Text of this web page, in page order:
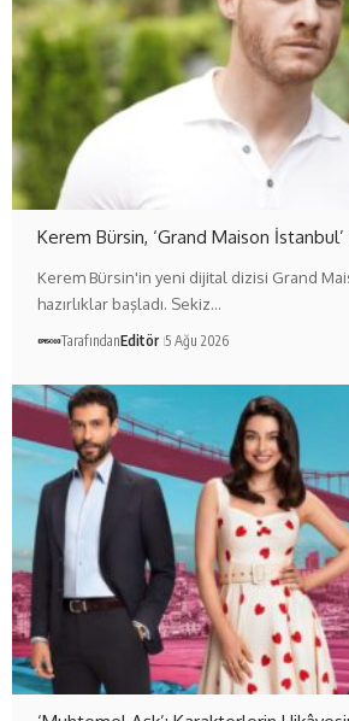
Kerem Bürsin, ‘Grand Maison
Kerem Bürsin'in yeni dijital dizisi Grand
hazırlıklar başladı. Sekiz…
TarafındanEditör 5 Ağu 2026